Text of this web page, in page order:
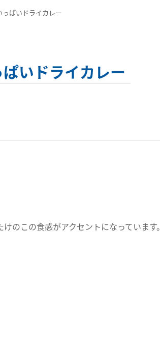
ぱいドライカレー
いドライカレー
のこの食感がアクセントになっています。